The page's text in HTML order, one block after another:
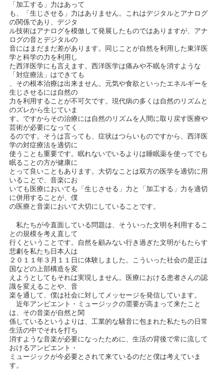
「加工する」力はあって
も、「生じさせる」力はありません。これはデジタルとアナログ
の関係であり、デジタ
ル技術はアナログを模倣して発展したものではありますが、アナ
ログの音とデジタルの
音にはまだまだ差があります。同じことが自然を利用した東洋医
学と科学の力を利用し
た西洋医学にも言えます。西洋医学は痛みや不眠を消すような
「対症療法」はできても
、その根本治療は出来ません。元気や食欲といったエネルギーを
生じさせるには自然の
力を利用することが不可欠です。現代病の多くは自然のリズムと
のズレから生じていま
す。ですからその治療には自然のリズムを人間に取り戻す医療や
芸術が必要になってく
るのです。そうは言っても、症状はつらいものですから、西洋医
学の対症療法を適切に
使うことも重要です。眠れないでいるよりは睡眠薬を使ってでも
眠ることの方が健康に
とって良いこともあります。大切なことは双方の医学を適切に用
いることで、音楽にお
いても医療においても「生じさせる」力と「加工する」力を適切
に併用することが、僕
の医療と音楽において大切にしていることです。
私たちが今直面している問題は、そういった文明を利用するこ
との規模を考え直して
行くということです。自然を顧みない行き過ぎた文明がもたらす
悲劇を私たち日本人は
２０１１年３月１１日に体験しました。こういった社会の是正は
国などの上部構造を変
えようとしてもそれは実現しません。医療における患者さんの認
識を変えることや、音
楽を通して、僕は社会に対してメッセージを発信しています。
近年アンビエント・ミュージックの需要が高まって来たこと
は、その音楽が自然と関
係しているというよりは、工業的な騒音に包まれた私たちの日常
生活の中でそれを打ち
消すような音楽が必要になったために、生活の背後で常に流して
おけるアンビエント・
ミュージックが今必要とされて来ているのだと僕は考えていま
す。